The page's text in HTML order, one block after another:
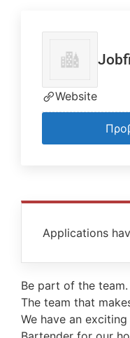
Applications
Be part of the team.
The team that
We have an
Website